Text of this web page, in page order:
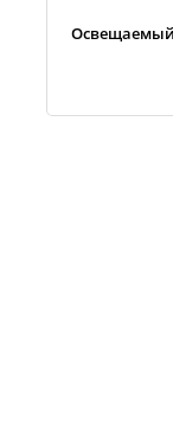
Освещаемый
может
он всё же